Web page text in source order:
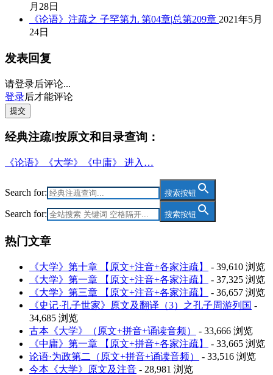
月28日
《论语》注疏之 子罕第九 第04章|总第209章 2021年5月
24日
发表回复
请登录后评论...
登录后才能评论
提交
经典注疏‖按原文和目录查询：
《论语》《大学》《中庸》 进入…
Search for: 搜索按钮
Search for: 搜索按钮
热门文章
《大学》第十章 【原文+注音+各家注疏】
- 39,610 浏览
《大学》第一章 【原文+注音+各家注疏】
- 37,325 浏览
《大学》第三章 【原文+注音+各家注疏】
- 36,657 浏览
《史记·孔子世家》原文及翻译（3）之孔子周游列国 -
34,685 浏览
古本《大学》（原文+拼音+诵读音频）
- 33,666 浏览
《中庸》第一章 【原文+拼音+各家注疏】
- 33,665 浏览
论语·为政第二（原文+拼音+诵读音频）
- 33,516 浏览
今本《大学》原文及注音 - 28,981 浏览